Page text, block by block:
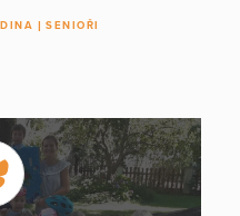
SENIOŘI